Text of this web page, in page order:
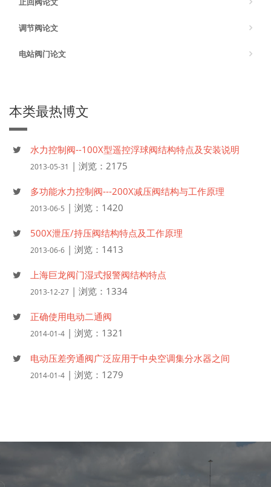
调节阀论文
电站阀门论文
本类最热博文
水力控制阀--100X型遥控浮球阀结构特点及安装说明
2013-05-31 | 浏览：2175
多功能水力控制阀---200X减压阀结构与工作原理
2013-06-5 | 浏览：1420
500X泄压/持压阀结构特点及工作原理
2013-06-6 | 浏览：1413
上海巨龙阀门湿式报警阀结构特点
2013-12-27 | 浏览：1334
正确使用电动二通阀
2014-01-4 | 浏览：1321
电动压差旁通阀广泛应用于中央空调集分水器之间
2014-01-4 | 浏览：1279